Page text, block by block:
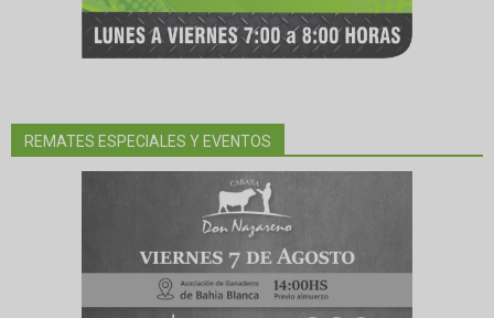
REMATES ESPECIALES Y EVENTOS